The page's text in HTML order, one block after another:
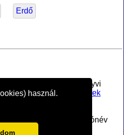
használ.
Erdő
Intézete által anyakönyvi
minősítettférfi utónevek
Lakossági számadatok, utónév